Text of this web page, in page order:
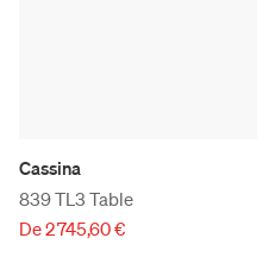
Cassina
839 TL3 Table
De 2 745,60 €